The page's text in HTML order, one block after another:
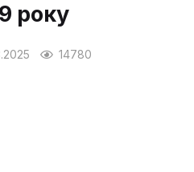
року
14780